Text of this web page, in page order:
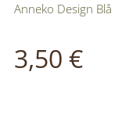
Anneko Design
3,50 €